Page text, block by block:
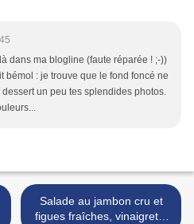
dans ma blogline (faute réparée ! ;-))
bémol : je trouve que le fond foncé ne
un peu tes splendides photos.
Salade au jambon cru et
figues fraîches, vinaigrette